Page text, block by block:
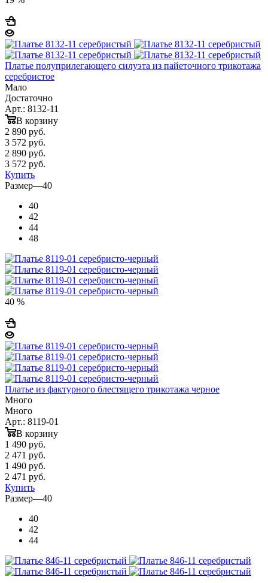
Платье полуприлегающего силуэта из пайеточного трикотажа
серебристое
Мало
Достаточно
Арт.: 8132-11
В корзину
2 890 руб.
3 572 руб.
2 890 руб.
3 572 руб.
Купить
Размер—40
40
42
44
48
40 %
Платье из фактурного блестящего трикотажа черное
Много
Много
Арт.: 8119-01
В корзину
1 490 руб.
2 471 руб.
1 490 руб.
2 471 руб.
Купить
Размер—40
40
42
44